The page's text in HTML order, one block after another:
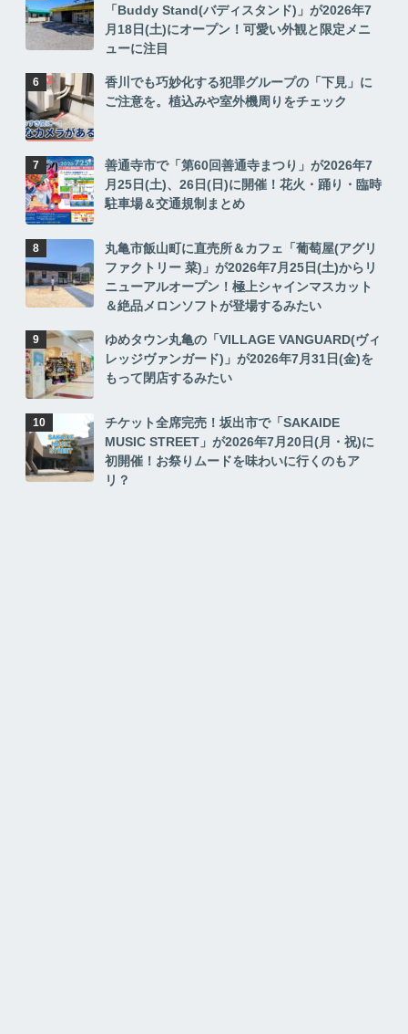
「Buddy Stand(バディスタンド)」が2026年7
月18日(土)にオープン！可愛い外観と限定メニ
ューに注目
香川でも巧妙化する犯罪グループの「下見」に
ご注意を。植込みや室外機周りをチェック
善通寺市で「第60回善通寺まつり」が2026年7
月25日(土)、26日(日)に開催！花火・踊り・臨時
駐車場＆交通規制まとめ
丸亀市飯山町に直売所＆カフェ「葡萄屋(アグリ
ファクトリー 菜)」が2026年7月25日(土)からリ
ニューアルオープン！極上シャインマスカット
＆絶品メロンソフトが登場するみたい
ゆめタウン丸亀の「VILLAGE VANGUARD(ヴィ
レッジヴァンガード)」が2026年7月31日(金)を
もって閉店するみたい
チケット全席完売！坂出市で「SAKAIDE
MUSIC STREET」が2026年7月20日(月・祝)に
初開催！お祭りムードを味わいに行くのもア
リ？